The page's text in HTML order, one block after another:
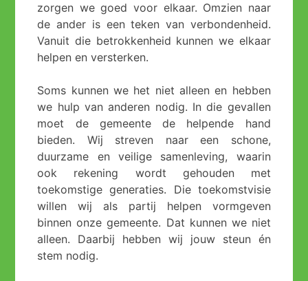
zorgen we goed voor elkaar. Omzien naar
de ander is een teken van verbondenheid.
Vanuit die betrokkenheid kunnen we elkaar
helpen en versterken.
Soms kunnen we het niet alleen en hebben
we hulp van anderen nodig. In die gevallen
moet de gemeente de helpende hand
bieden. Wij streven naar een schone,
duurzame en veilige samenleving, waarin
ook rekening wordt gehouden met
toekomstige generaties. Die toekomstvisie
willen wij als partij helpen vormgeven
binnen onze gemeente. Dat kunnen we niet
alleen. Daarbij hebben wij jouw steun én
stem nodig.